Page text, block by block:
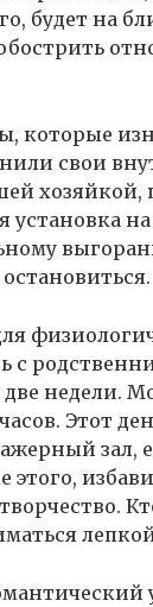
будет на
которые
свои
хозяйкой,
установка
с
две недели.
Этот
зал,